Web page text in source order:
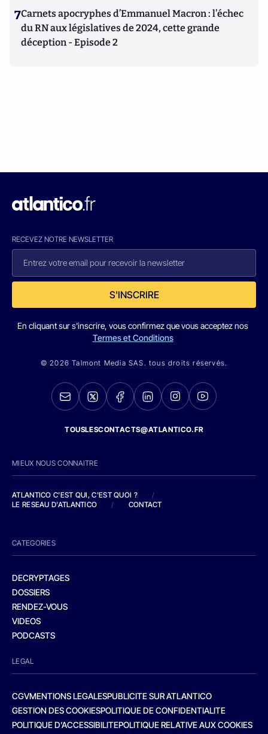
7Carnets apocryphes d’Emmanuel Macron : l’échec
du RN aux législatives de 2024, cette grande
déception - Episode 2
RECEVEZ NOTRE NEWSLETTER
S'INSCRIRE
En cliquant sur s'inscrire, vous confirmez que vous acceptez nos
Termes et Conditions
© 2026 Talmont Media SAS. tous droits réservés.
TOUSLESCONTACTS@ATLANTICO.FR
MIEUX NOUS CONNAITRE
ATLANTICO C'EST QUI, C'EST QUOI ?
/
LE RESEAU D'ATLANTICO
/ CONTACT
CATEGORIES
DECRYPTAGES
DOSSIERS
RENDEZ-VOUS
VIDEOS
PODCASTS
LEGAL
CGVMENTIONS LEGALESPUBLICITE SUR ATLANTICO
GESTION DES COOKIESPOLITIQUE DE CONFIDENTIALITE
POLITIQUE D’ACCESSIBILITEPOLITIQUE RELATIVE AUX COOKIES